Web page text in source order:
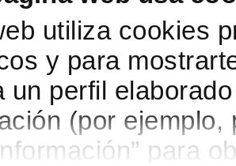
utiliza cookies
y para
un perfil
(por
para